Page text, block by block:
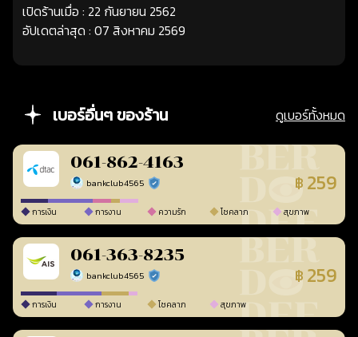
เปิดร้านเมื่อ : 22 กันยายน 2562
อัปเดตล่าสุด : 07 สิงหาคม 2569
เบอร์อื่นๆ ของร้าน ดูเบอร์ทั้งหมด
061-862-4163
bankclub4565 ร้านยืนยันแล้ว ฿ 259
การเงิน การงาน ความรัก โชคลาภ สุขภาพ
061-363-8235
bankclub4565 ร้านยืนยันแล้ว ฿ 259
การเงิน การงาน โชคลาภ สุขภาพ